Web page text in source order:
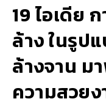
19 ไอเดีย
ล้าง ในรูป
ล้างจาน ม
ความสวยง